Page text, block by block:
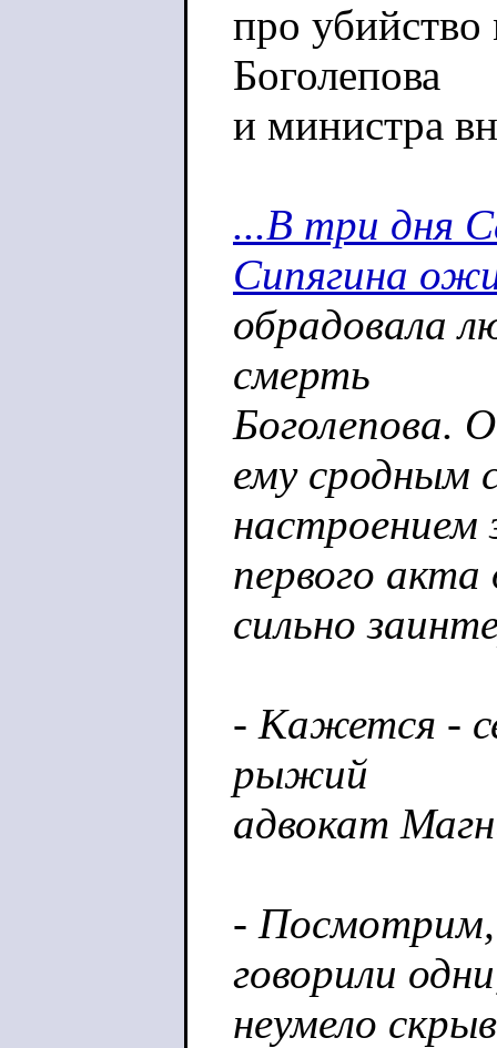
про
Боголепова
и министра
...В три дня
Сипягина
обрадовала
смерть
Боголепова.
ему сродным
настроением
первого
сильно
- Кажется -
рыжий
адвокат
-
говорили
неумело